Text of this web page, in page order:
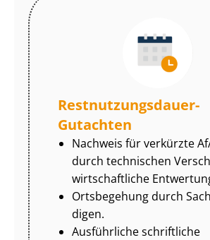
Rest­nut­zungs­dau­er-
Gutachten
Nachweis für verkürzte
durch technischen
wirtschaftliche
Ortsbegehung durch
di­gen.
Ausführliche schriftliche